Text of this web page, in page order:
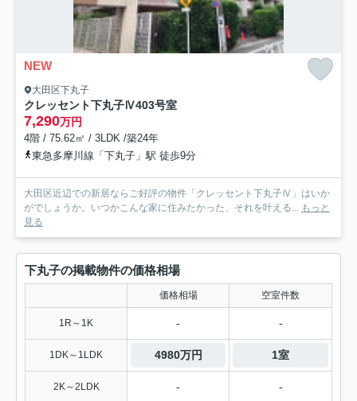
NEW
大田区下丸子
クレッセント下丸子Ⅳ403号室
7,290万円
4階 / 75.62㎡ / 3LDK /築24年
東急多摩川線「下丸子」駅 徒歩9分
大田区近辺での新居ならご好評の物件「クレッセント下丸子Ⅳ」はいか
がでしょうか。いつかこんな家に住みたかった、それを叶える... もっと
見る
下丸子の掲載物件の価格相場
価格相場 空室件数
1R～1K - -
1DK～1LDK 4980万円 1室
2K～2LDK - -